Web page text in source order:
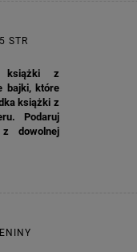
STR
książki z
bajki, które
książki z
Podaruj
dowolnej